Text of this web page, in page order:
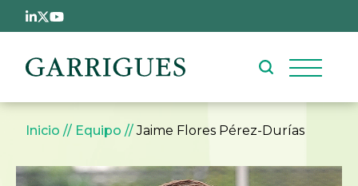
Pasar al contenido principal
Sobrescribir enlaces de
Inicio Equipo Jaime Flores Pérez-Durías